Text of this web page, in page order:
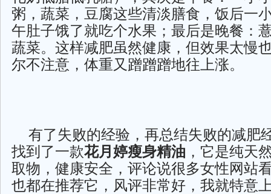
粥，蔬菜，豆腐这些清淡膳食，饭后一
午肚子饿了就吃个水果；最后是晚餐：
蔬菜。这样减肥虽然健康，但效果太慢
尔不注意，体重又蹭蹭蹭地往上涨。
有了失败的经验，再总结失败的减肥
找到了一款花月婷瘦身精油 ，它是纯天
取物，健康安全，评论说很多女性网站
也都在推荐它，风评非常好，我就特意